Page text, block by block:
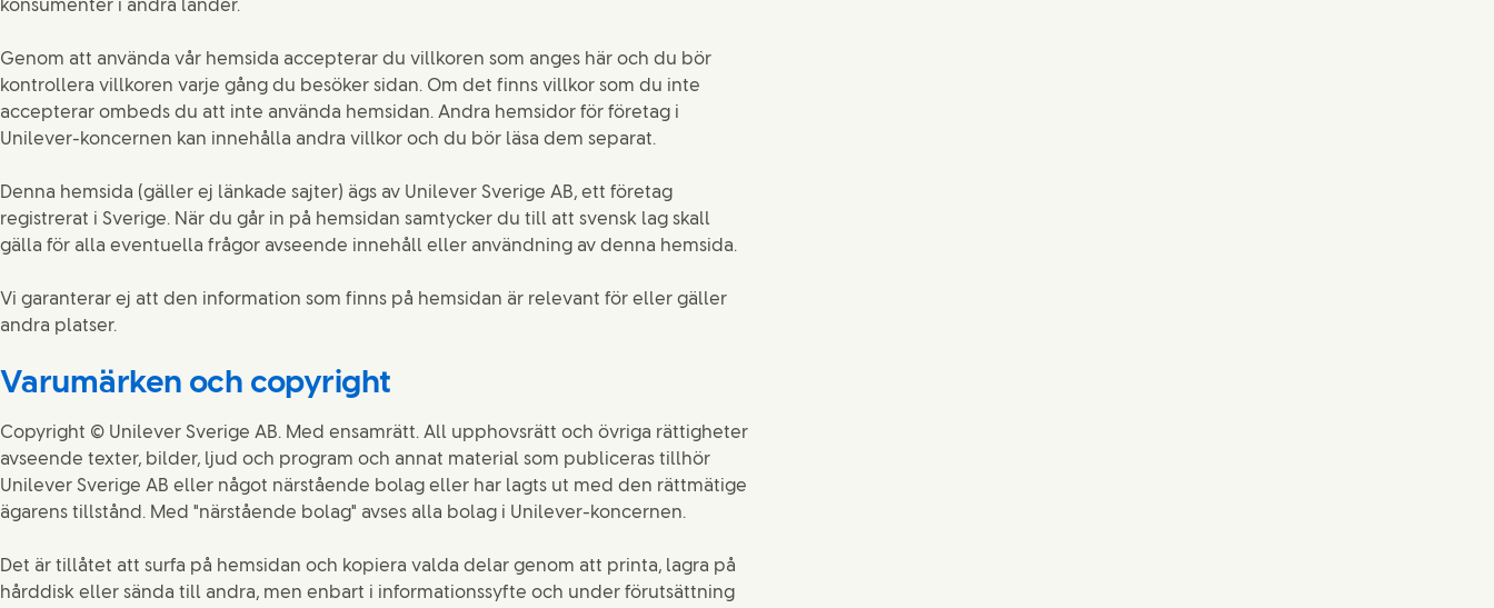
konsumenter i andra länder.
Genom att använda vår hemsida accepterar du villkoren som anges här och du bör
kontrollera villkoren varje gång du besöker sidan. Om det finns villkor som du inte
accepterar ombeds du att inte använda hemsidan. Andra hemsidor för företag i
Unilever-koncernen kan innehålla andra villkor och du bör läsa dem separat.
Denna hemsida (gäller ej länkade sajter) ägs av Unilever Sverige AB, ett företag
registrerat i Sverige. När du går in på hemsidan samtycker du till att svensk lag skall
gälla för alla eventuella frågor avseende innehåll eller användning av denna hemsida.
Vi garanterar ej att den information som finns på hemsidan är relevant för eller gäller
andra platser.
Varumärken och copyright
Copyright © Unilever Sverige AB. Med ensamrätt. All upphovsrätt och övriga rättigheter
avseende texter, bilder, ljud och program och annat material som publiceras tillhör
Unilever Sverige AB eller något närstående bolag eller har lagts ut med den rättmätige
ägarens tillstånd. Med "närstående bolag" avses alla bolag i Unilever-koncernen.
Det är tillåtet att surfa på hemsidan och kopiera valda delar genom att printa, lagra på
hårddisk eller sända till andra, men enbart i informationssyfte och under förutsättning